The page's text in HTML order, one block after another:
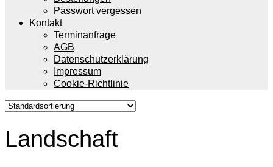
Passwort vergessen
Kontakt
Terminanfrage
AGB
Datenschutzerklärung
Impressum
Cookie-Richtlinie
Landschaft